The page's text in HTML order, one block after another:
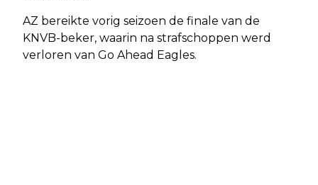
AZ bereikte vorig seizoen de finale van de
KNVB-beker, waarin na strafschoppen werd
verloren van Go Ahead Eagles.